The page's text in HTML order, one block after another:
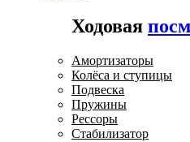
Ходовая
Амортизаторы
Колёса и ступицы
Подвеска
Пружины
Рессоры
Стабилизатор